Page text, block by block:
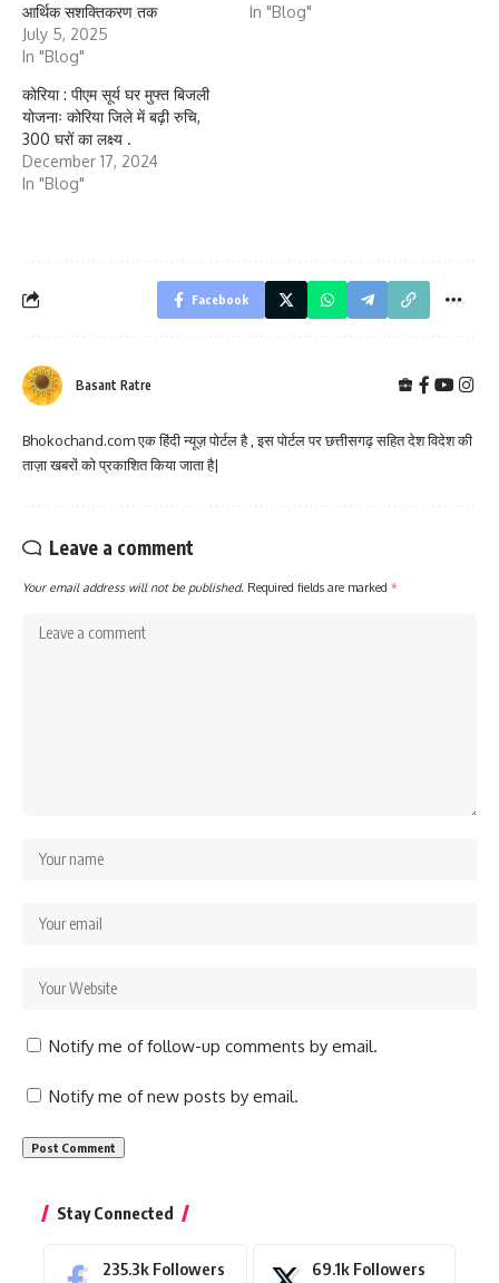
आर्थिक सशक्तिकरण तक
July 5, 2025
In "Blog"
In "Blog"
कोरिया : पीएम सूर्य घर मुफ्त बिजली
योजनाः कोरिया जिले में बढ़ी रुचि,
300 घरों का लक्ष्य .
December 17, 2024
In "Blog"
Facebook
Basant Ratre
Bhokochand.com एक हिंदी न्यूज़ पोर्टल है , इस पोर्टल पर छत्तीसगढ़ सहित देश विदेश की
ताज़ा खबरों को प्रकाशित किया जाता है|
Leave a comment
Your email address will not be published. Required fields are marked *
Notify me of follow-up comments by email.
Notify me of new posts by email.
Stay Connected
235.3k Followers 69.1k Followers